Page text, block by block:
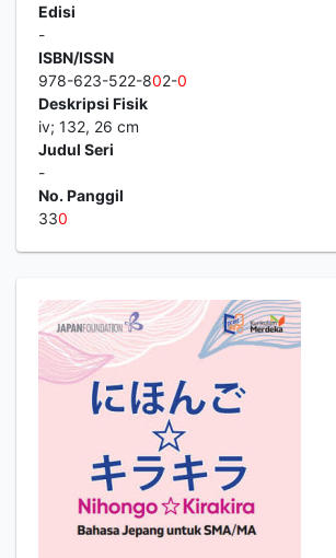
Edisi
-
ISBN/ISSN
978-623-522-802-0
Deskripsi Fisik
iv; 132, 26 cm
Judul Seri
-
No. Panggil
330